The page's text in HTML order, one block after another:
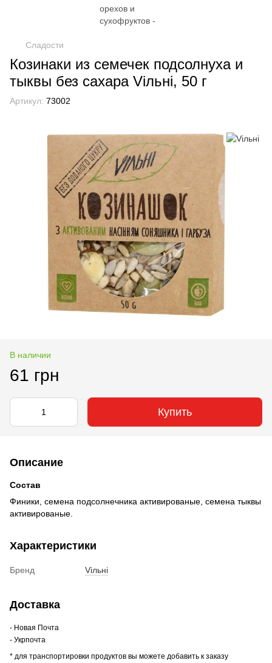
Сладости
Козинаки из семечек подсолнуха и
тыквы без сахара Viльні, 50 г
Артикул: 73002
В наличии
61 грн
Купить
Описание
Состав
Финики, семена подсолнечника активированые, семена тыквы
активированые.
Характеристики
Бренд Vільні
Доставка
- Новая Почта
- Укрпочта
* для транспортировки продуктов вы можете добавить к заказу